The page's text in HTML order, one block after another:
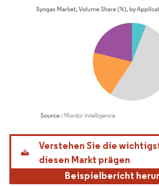
Bild © Mordor Intelligence.
Verstehen Sie die
diesen Markt prägen
Beispielbericht